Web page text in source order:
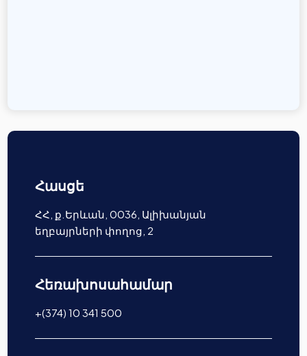
Հասցե
ՀՀ, ք.Երևան, 0036, Ալիխանյան
եղբայրների փողոց, 2
Հեռախոսահամար
+(374) 10 341 500